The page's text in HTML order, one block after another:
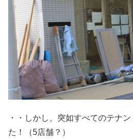
・・しかし、突如すべてのテナ
た！（5店舗？）